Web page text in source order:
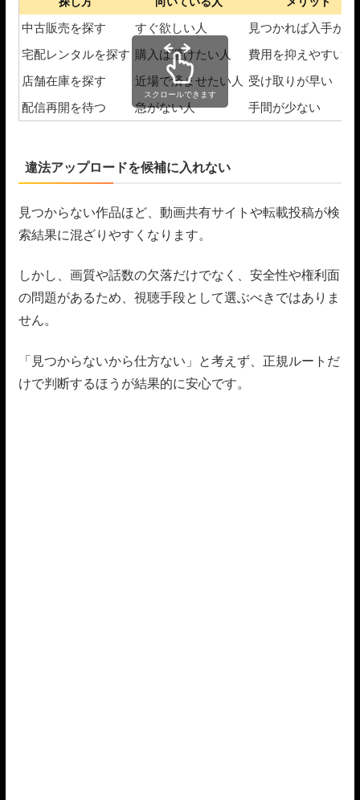
中古販売を探す すぐ欲しい人
見つかれば入手が早
宅配レンタルを探す 購入は避けたい人
費用を抑えやすい
店舗在庫を探す
近場で済ませたい人 受け取りが早い
配信再開を待つ
急がない人 手間が少ない
スクロールできます
違法アップロードを候補に入れない
見つからない作品ほど、動画共有サイトや転載投稿が検
索結果に混ざりやすくなります。
しかし、画質や話数の欠落だけでなく、安全性や権利面
の問題があるため、視聴手段として選ぶべきではありま
せん。
「見つからないから仕方ない」と考えず、正規ルートだ
けで判断するほうが結果的に安心です。